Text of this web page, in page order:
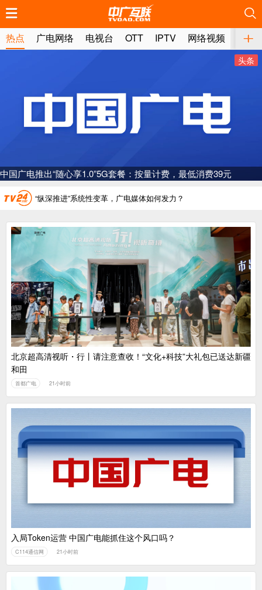
热点 广电网络 电视台 OTT IPTV 网络视频 媒体
费39元 “广电方案”纳入国家应急通信一体化保障体系
广电总局对互联网电视自动续费专项治理
中国广电：编制一体化电视技术标准白皮书
一电视频道开播
“纵深推进”系统性变革，广电媒体如何发力？
“一省一网”，中国广电为何走了二十年？
广电总局对互联网电视自动续费专项治理
中国广电：编制一体化电视技术标准白皮书
推荐
北京超高清视听・行丨请注意查收！“文化+科技”大礼包已送达新疆
和田
首都广电 21小时前
推荐
入局Token运营 中国广电能抓住这个风口吗？
C114通信网 21小时前
推荐
推荐
推荐
推荐
推荐
推荐
推荐
推荐
推荐
推荐
推荐
推荐
推荐
推荐
推荐
推荐
推荐
推荐